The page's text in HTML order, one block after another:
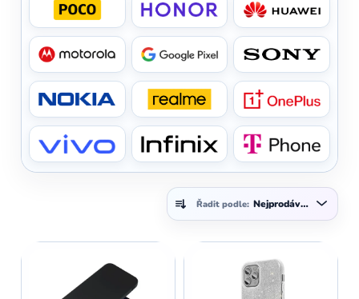
Ř
a
e
Řadit podle: Nejprodávanější
ý